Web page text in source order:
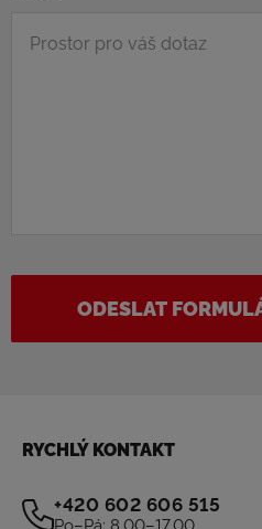
ODESLAT
RYCHLÝ KONTAKT
+420 602 606 515